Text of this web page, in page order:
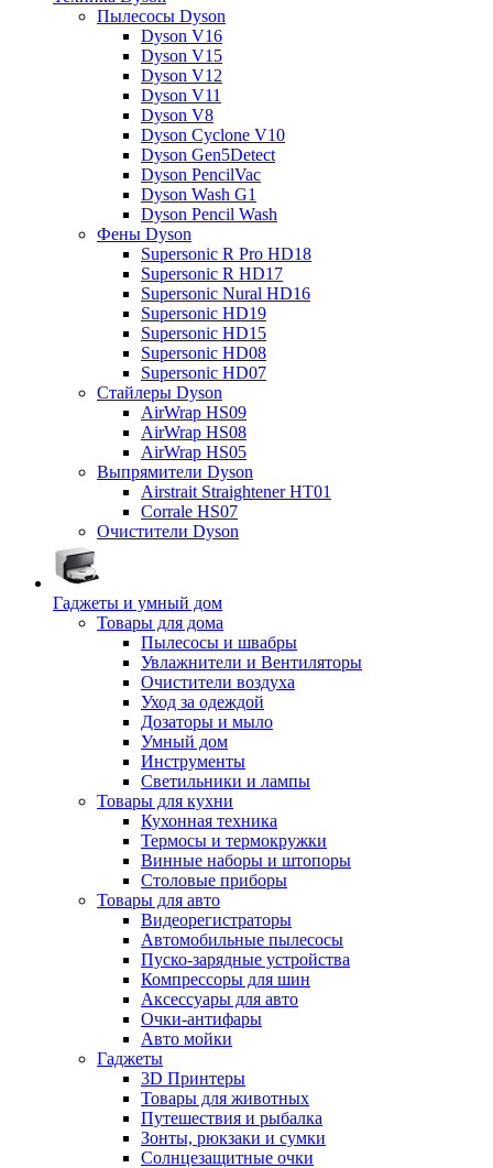
Пылесосы Dyson
Dyson V16
Dyson V15
Dyson V12
Dyson V11
Dyson V8
Dyson Cyclone V10
Dyson Gen5Detect
Dyson PencilVac
Dyson Wash G1
Dyson Pencil Wash
Фены Dyson
Supersonic R Pro HD18
Supersonic R HD17
Supersonic Nural HD16
Supersonic HD19
Supersonic HD15
Supersonic HD08
Supersonic HD07
Стайлеры Dyson
AirWrap HS09
AirWrap HS08
AirWrap HS05
Выпрямители Dyson
Airstrait Straightener HT01
Corrale HS07
Очистители Dyson
Гаджеты и умный дом
Товары для дома
Пылесосы и швабры
Увлажнители и Вентиляторы
Очистители воздуха
Уход за одеждой
Дозаторы и мыло
Умный дом
Инструменты
Светильники и лампы
Товары для кухни
Кухонная техника
Термосы и термокружки
Винные наборы и штопоры
Столовые приборы
Товары для авто
Видеорегистраторы
Автомобильные пылесосы
Пуско-зарядные устройства
Компрессоры для шин
Аксессуары для авто
Очки-антифары
Авто мойки
Гаджеты
3D Принтеры
Товары для животных
Путешествия и рыбалка
Зонты, рюкзаки и сумки
Солнцезащитные очки